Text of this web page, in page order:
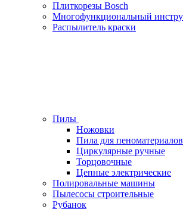
Плиткорезы Bosch
Многофункциональный
Распылитель краски
Пилы
Ножовки
Пила для пеноматериалов
Циркулярные ручные
Торцовочные
Цепные электрические
Полировальные машины
Пылесосы cтроительные
Рубанок